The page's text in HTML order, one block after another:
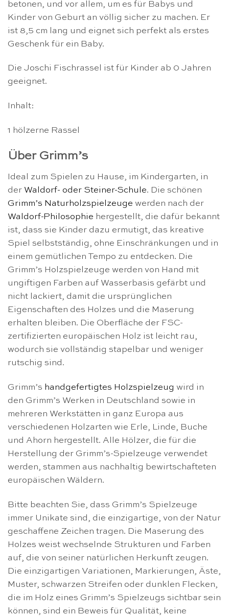
betonen, und vor allem, um es für Babys und
Kinder von Geburt an völlig sicher zu machen. Er
ist 8,5 cm lang und eignet sich perfekt als erstes
Geschenk für ein Baby.
Die Joschi Fischrassel ist für Kinder ab 0 Jahren
geeignet.
Inhalt:
1 hölzerne Rassel
Über Grimm’s
Ideal zum Spielen zu Hause, im Kindergarten, in
der Waldorf- oder Steiner-Schule. Die schönen
Grimm’s Naturholzspielzeuge werden nach der
Waldorf-Philosophie hergestellt, die dafür bekannt
ist, dass sie Kinder dazu ermutigt, das kreative
Spiel selbstständig, ohne Einschränkungen und in
einem gemütlichen Tempo zu entdecken. Die
Grimm’s Holzspielzeuge werden von Hand mit
ungiftigen Farben auf Wasserbasis gefärbt und
nicht lackiert, damit die ursprünglichen
Eigenschaften des Holzes und die Maserung
erhalten bleiben. Die Oberfläche der FSC-
zertifizierten europäischen Holz ist leicht rau,
wodurch sie vollständig stapelbar und weniger
rutschig sind.
Grimm’s handgefertigtes Holzspielzeug wird in
den Grimm’s Werken in Deutschland sowie in
mehreren Werkstätten in ganz Europa aus
verschiedenen Holzarten wie Erle, Linde, Buche
und Ahorn hergestellt. Alle Hölzer, die für die
Herstellung der Grimm’s-Spielzeuge verwendet
werden, stammen aus nachhaltig bewirtschafteten
europäischen Wäldern.
Bitte beachten Sie, dass Grimm’s Spielzeuge
immer Unikate sind, die einzigartige, von der Natur
geschaffene Zeichen tragen. Die Maserung des
Holzes weist wechselnde Strukturen und Farben
auf, die von seiner natürlichen Herkunft zeugen.
Die einzigartigen Variationen, Markierungen, Äste,
Muster, schwarzen Streifen oder dunklen Flecken,
die im Holz eines Grimm’s Spielzeugs sichtbar sein
können, sind ein Beweis für Qualität, keine